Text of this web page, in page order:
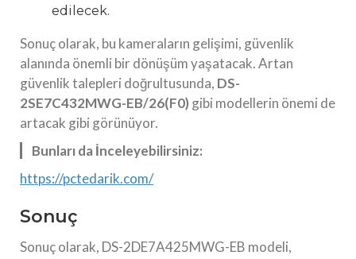
edilecek.
Sonuç olarak, bu kameraların gelişimi, güvenlik
alanında önemli bir dönüşüm yaşatacak. Artan
güvenlik talepleri doğrultusunda, DS-
2SE7C432MWG-EB/26(F0) gibi modellerin önemi de
artacak gibi görünüyor.
Bunları da İnceleyebilirsiniz:
https://pctedarik.com/
Sonuç
Sonuç olarak, DS-2DE7A425MWG-EB modeli,